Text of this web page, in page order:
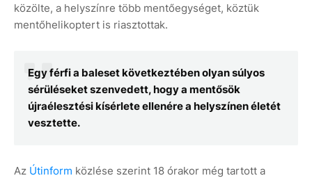
közölte, a helyszínre több mentőegységet, köztük
mentőhelikoptert is riasztottak.
Egy férfi a baleset következtében olyan súlyos
sérüléseket szenvedett, hogy a mentősök
újraélesztési kísérlete ellenére a helyszínen életét
vesztette.
Az Útinform közlése szerint 18 órakor még tartott a